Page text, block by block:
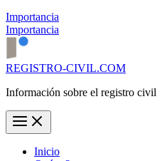
Importancia
Importancia
REGISTRO-CIVIL.COM
Información sobre el registro civil
Inicio